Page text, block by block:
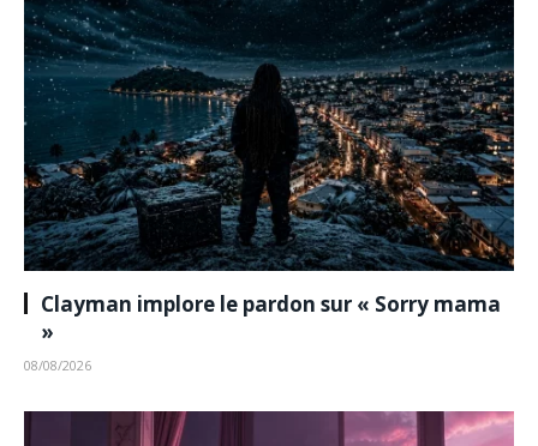
Clayman implore le pardon sur « Sorry mama
»
08/08/2026